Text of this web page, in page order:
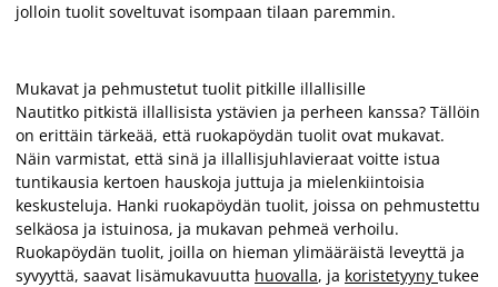
jolloin tuolit soveltuvat isompaan tilaan paremmin.
Mukavat ja pehmustetut tuolit pitkille illallisille
Nautitko pitkistä illallisista ystävien ja perheen kanssa? Tällöin
on erittäin tärkeää, että ruokapöydän tuolit ovat mukavat.
Näin varmistat, että sinä ja illallisjuhlavieraat voitte istua
tuntikausia kertoen hauskoja juttuja ja mielenkiintoisia
keskusteluja. Hanki ruokapöydän tuolit, joissa on pehmustettu
selkäosa ja istuinosa, ja mukavan pehmeä verhoilu.
Ruokapöydän tuolit, joilla on hieman ylimääräistä leveyttä ja
syvyyttä, saavat lisämukavuutta huovalla, ja koristetyyny tukee